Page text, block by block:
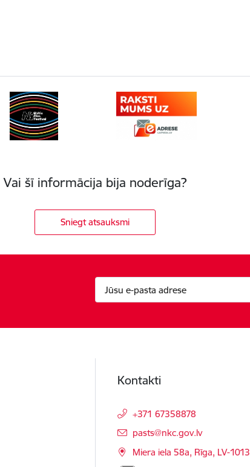
Vai šī informācija bija noderīga?
Sniegt atsauksmi
Kontakti
+371 67358878
E-pasts:
pasts@nkc.gov.lv
Miera iela 58a, Rīga, LV-1013